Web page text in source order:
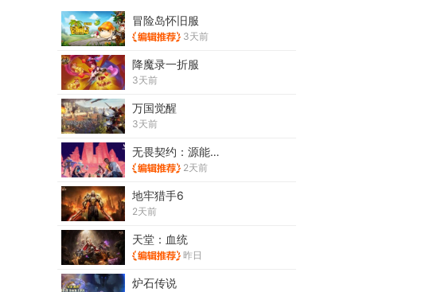
冒险岛怀旧服
3天前
降魔录一折服
3天前
万国觉醒
3天前
无畏契约：源能行动
2天前
地牢猎手6
2天前
天堂：血统
昨日
炉石传说